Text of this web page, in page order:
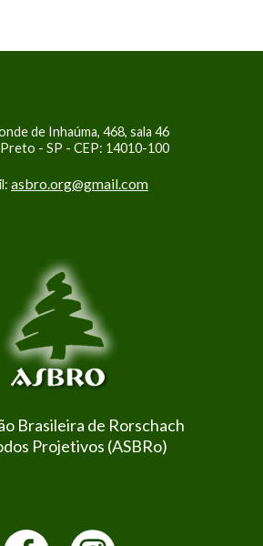
de Inhaúma, 468, sala 46
- SP - CEP: 14010-100
asbro.org@gmail.com
Brasileira de Rorschach
Projetivos (ASBRo)